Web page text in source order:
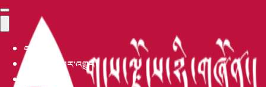
གཙོ་ངོས།
མཐོ་རིམ་གསར་འགྱུར།